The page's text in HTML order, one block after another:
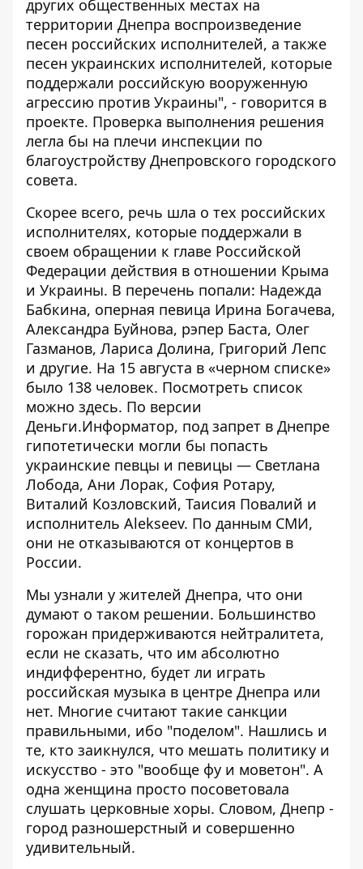
других общественных местах на
территории Днепра воспроизведение
песен российских исполнителей, а также
песен украинских исполнителей, которые
поддержали российскую вооруженную
агрессию против Украины", - говорится в
проекте. Проверка выполнения решения
легла бы на плечи инспекции по
благоустройству Днепровского городского
совета.
Скорее всего, речь шла о тех российских
исполнителях, которые поддержали в
своем обращении к главе Российской
Федерации действия в отношении Крыма
и Украины. В перечень попали: Надежда
Бабкина, оперная певица Ирина Богачева,
Александра Буйнова, рэпер Баста, Олег
Газманов, Лариса Долина, Григорий Лепс
и другие. На 15 августа в «черном списке»
было 138 человек. Посмотреть список
можно здесь. По версии
Деньги.Информатор, под запрет в Днепре
гипотетически могли бы попасть
украинские певцы и певицы — Светлана
Лобода, Ани Лорак, София Ротару,
Виталий Козловский, Таисия Повалий и
исполнитель Alekseev. По данным СМИ,
они не отказываются от концертов в
России.
Мы узнали у жителей Днепра, что они
думают о таком решении. Большинство
горожан придерживаются нейтралитета,
если не сказать, что им абсолютно
индифферентно, будет ли играть
российская музыка в центре Днепра или
нет. Многие считают такие санкции
правильными, ибо "поделом". Нашлись и
те, кто заикнулся, что мешать политику и
искусство - это "вообще фу и моветон". А
одна женщина просто посоветовала
слушать церковные хоры. Словом, Днепр -
город разношерстный и совершенно
удивительный.